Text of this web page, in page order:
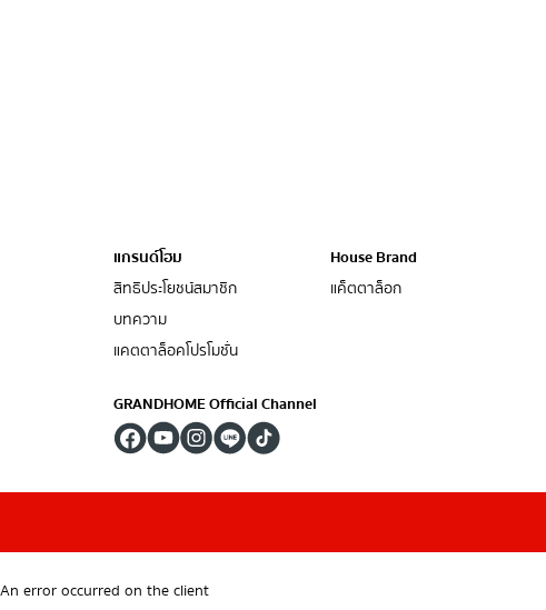
แกรนด์โฮม
สิทธิประโยชน์สมาชิก
บทความ
แคตตาล็อคโปรโมชั่น
House Brand
แค็ตตาล็อก
GRANDHOME Official Channel
An error occurred on the client